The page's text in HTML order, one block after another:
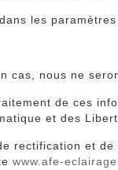
les
cas, nous ne
de ces
et des
rectification et
www.afe-